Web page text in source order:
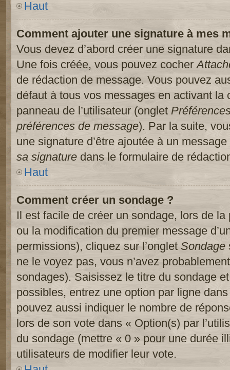
Haut
Comment ajouter une signature à mes
Vous devez d’abord créer une signature
Une fois créée, vous pouvez cocher
de rédaction de message. Vous pouvez
défaut à tous vos messages en activant la
panneau de l’utilisateur (onglet
préférences de message). Par la suite,
une signature d’être ajoutée à un
sa signature dans le formulaire de
Haut
Comment créer un sondage ?
Il est facile de créer un sondage, lors de la
ou la modification du premier message
permissions), cliquez sur l’onglet Sondage
ne le voyez pas, vous n’avez
sondages). Saisissez le titre du sondage
possibles, entrez une option par ligne
pouvez aussi indiquer le nombre de
lors de son vote dans « Option(s) par
du sondage (mettre « 0 » pour une durée
utilisateurs de modifier leur vote.